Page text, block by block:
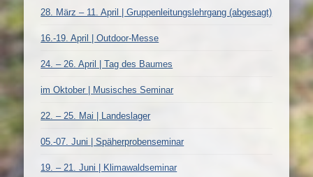
28. März – 11. April | Gruppenleitungslehrgang (abgesagt)
16.-19. April | Outdoor-Messe
24. – 26. April | Tag des Baumes
im Oktober | Musisches Seminar
22. – 25. Mai | Landeslager
05.-07. Juni | Späherprobenseminar
19. – 21. Juni | Klimawaldseminar